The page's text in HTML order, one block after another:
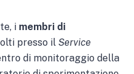
i membri di
presso il Service
di monitoraggio della